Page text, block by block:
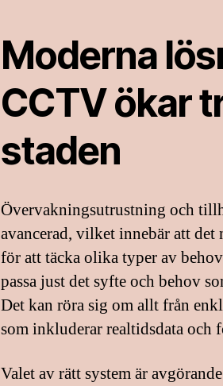
Moderna
CCTV ökar
staden
Övervakningsutrustning och
avancerad, vilket innebär att
för att täcka olika typer av
passa just det syfte och behov
Det kan röra sig om allt från
som inkluderar realtidsdata
Valet av rätt system är